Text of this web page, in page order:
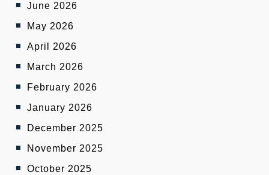
June 2026
May 2026
April 2026
March 2026
February 2026
January 2026
December 2025
November 2025
October 2025